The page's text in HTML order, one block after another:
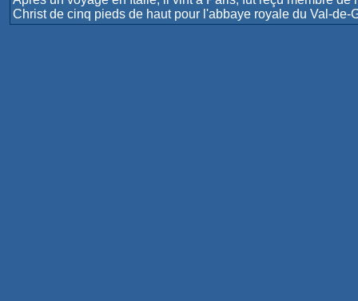
Christ de cinq pieds de haut pour l'abbaye royale du Val-